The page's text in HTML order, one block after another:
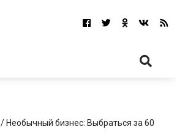
/ Необычный бизнес: Выбраться за 60